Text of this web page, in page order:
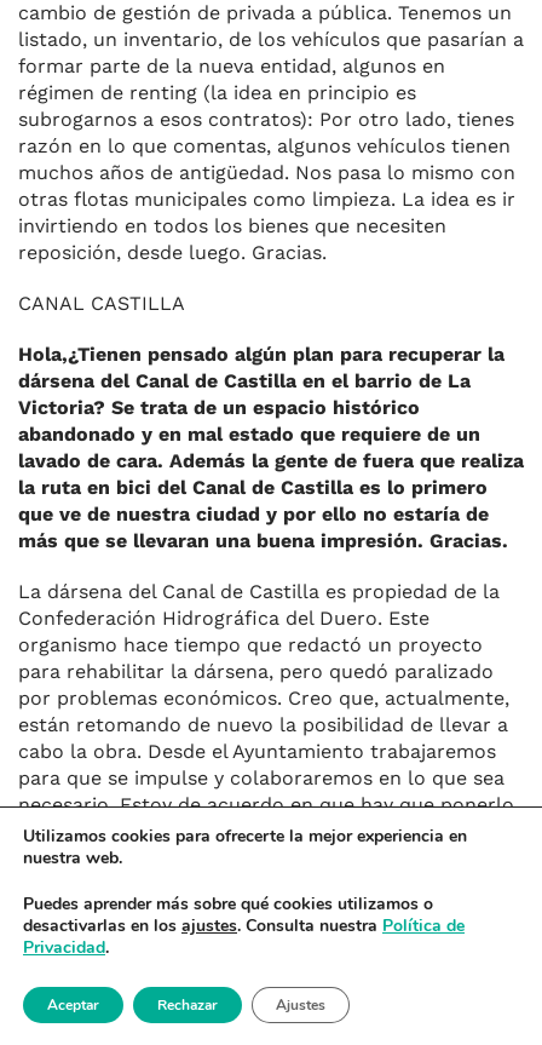
cambio de gestión de privada a pública. Tenemos un
listado, un inventario, de los vehículos que pasarían a
formar parte de la nueva entidad, algunos en
régimen de renting (la idea en principio es
subrogarnos a esos contratos): Por otro lado, tienes
razón en lo que comentas, algunos vehículos tienen
muchos años de antigüedad. Nos pasa lo mismo con
otras flotas municipales como limpieza. La idea es ir
invirtiendo en todos los bienes que necesiten
reposición, desde luego. Gracias.
CANAL CASTILLA
Hola,¿Tienen pensado algún plan para recuperar la
dársena del Canal de Castilla en el barrio de La
Victoria? Se trata de un espacio histórico
abandonado y en mal estado que requiere de un
lavado de cara. Además la gente de fuera que realiza
la ruta en bici del Canal de Castilla es lo primero
que ve de nuestra ciudad y por ello no estaría de
más que se llevaran una buena impresión. Gracias.
La dársena del Canal de Castilla es propiedad de la
Confederación Hidrográfica del Duero. Este
organismo hace tiempo que redactó un proyecto
para rehabilitar la dársena, pero quedó paralizado
por problemas económicos. Creo que, actualmente,
están retomando de nuevo la posibilidad de llevar a
cabo la obra. Desde el Ayuntamiento trabajaremos
para que se impulse y colaboraremos en lo que sea
necesario. Estoy de acuerdo en que hay que ponerlo
en valor y que sea un espacio de ocio y educación
ambiental para la Valladolid. Muchas gracias.
RIBERA
Buenas,¿sería posible plantar árboles en la márgen
del río Pisuerga entre los puentes Mayor y Condesa
Eylo en el lado que da al barrio de La Victoria? La
Utilizamos cookies para ofrecerte la mejor experiencia en
nuestra web.
Puedes aprender más sobre qué cookies utilizamos o
desactivarlas en los ajustes. Consulta nuestra Política de
Privacidad.
Aceptar Rechazar Ajustes